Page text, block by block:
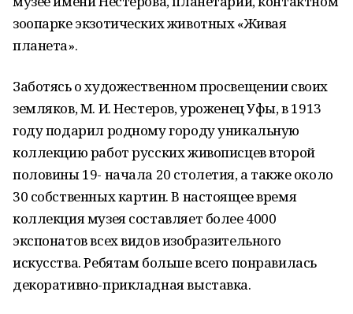
зоопарке экзотических животных «Живая
планета».
Заботясь о художественном просвещении своих
земляков, М. И. Нестеров, уроженец Уфы, в 1913
году подарил родному городу уникальную
коллекцию работ русских живописцев второй
половины 19- начала 20 столетия, а также около
30 собственных картин. В настоящее время
коллекция музея составляет более 4000
экспонатов всех видов изобразительного
искусства. Ребятам больше всего понравилась
декоративно-прикладная выставка.